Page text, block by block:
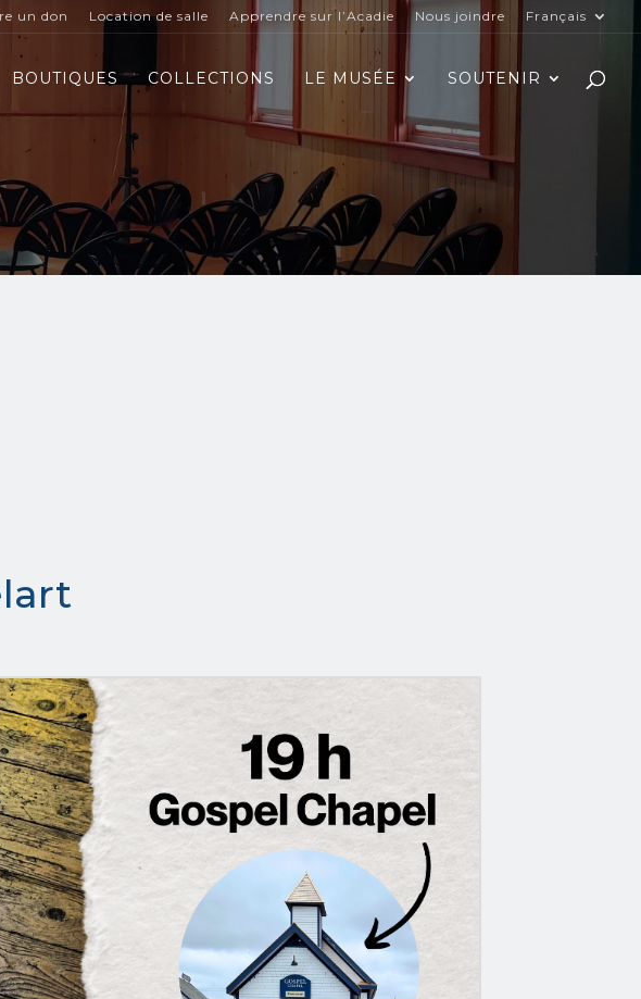
un don Location de salle Apprendre sur l’Acadie Nous joindre Français
BOUTIQUES COLLECTIONS LE MUSÉE SOUTENIR